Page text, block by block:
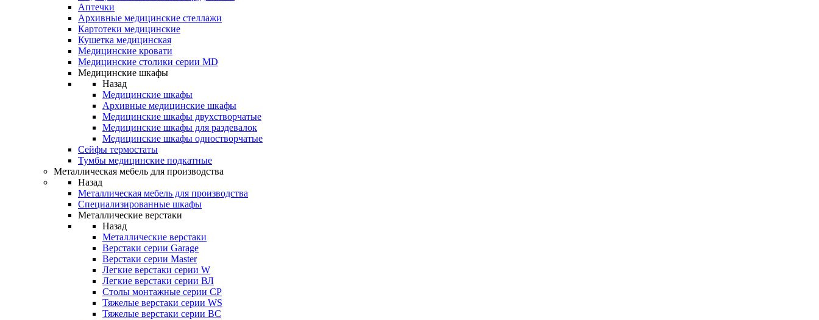
Аптечки
Архивные медицинские стеллажи
Картотеки медицинские
Кушетка медицинская
Медицинские кровати
Медицинские столики серии MD
Медицинские шкафы
Назад
Медицинские шкафы
Архивные медицинские шкафы
Медицинские шкафы двухстворчатые
Медицинские шкафы для раздевалок
Медицинские шкафы одностворчатые
Сейфы термостаты
Тумбы медицинские подкатные
Металлическая мебель для производства
Назад
Металлическая мебель для производства
Cпециализированные шкафы
Металлические верстаки
Назад
Металлические верстаки
Верстаки серии Garage
Верстаки серии Master
Легкие верстаки серии W
Легкие верстаки серии ВЛ
Столы монтажные серии СР
Тяжелые верстаки серии WS
Тяжелые верстаки серии ВС